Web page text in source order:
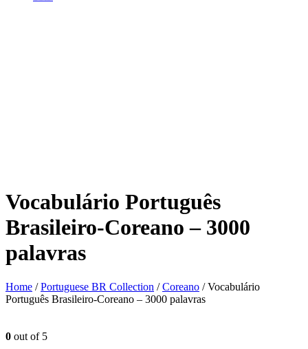
Vocabulário Português
Brasileiro-Coreano – 3000
palavras
Home /Portuguese BR Collection /Coreano / Vocabulário
Português Brasileiro-Coreano – 3000 palavras
0 out of 5